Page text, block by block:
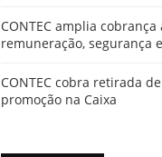
CONTEC amplia
remuneração, segurança
CONTEC cobra retirada
promoção na Caixa